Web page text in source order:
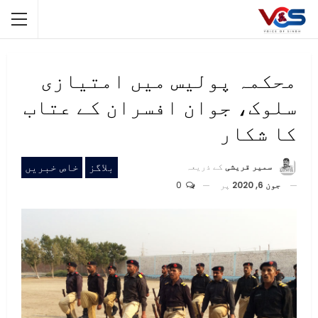
محکمہ پولیس میں امتیازی
سلوک، جوان افسران کے عتاب
کا شکار
بلاگز خاص خبریں سمیر قریشی کے ذریعہ
جون 6, 2020
پر